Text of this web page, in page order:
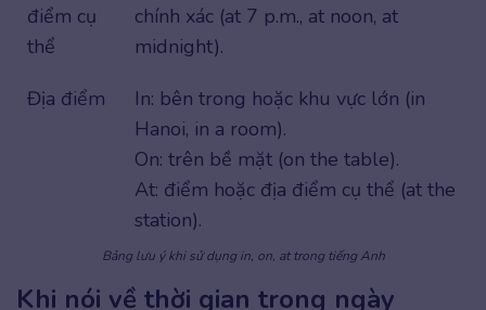
điểm cụ
thể
chính xác (at 7 p.m., at noon, at
midnight).
Địa điểm
In: bên trong hoặc khu vực lớn (in
Hanoi, in a room).
On: trên bề mặt (on the table).
At: điểm hoặc địa điểm cụ thể (at the
station).
Bảng lưu ý khi sử dụng in, on, at trong tiếng Anh
Khi nói về thời gian trong ngày